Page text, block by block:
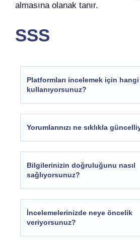
almasına olanak tanır.
SSS
Platformları incelemek için
kullanıyorsunuz?
Yorumlarınızı ne sıklıkla
Bilgilerinizin doğruluğunu nasıl
sağlıyorsunuz?
İncelemelerinizde neye öncelik
veriyorsunuz?